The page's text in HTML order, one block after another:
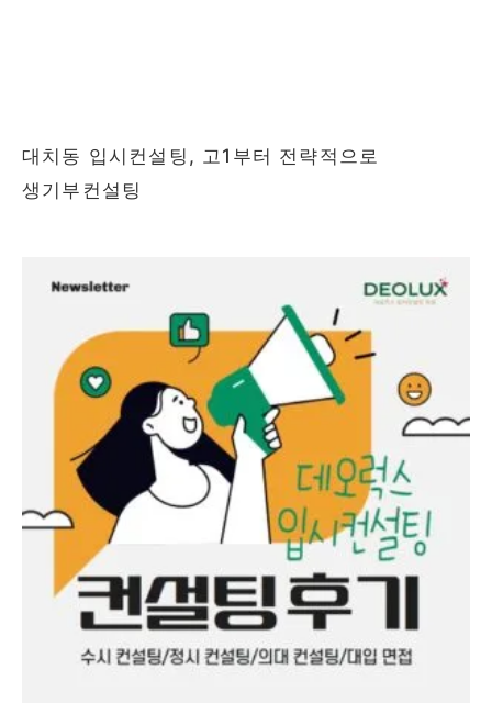
대치동 입시컨설팅, 고1부터 전략적으로
생기부컨설팅